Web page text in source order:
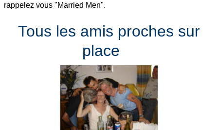
rappelez vous "Married Men".
Tous les amis proches sur
place